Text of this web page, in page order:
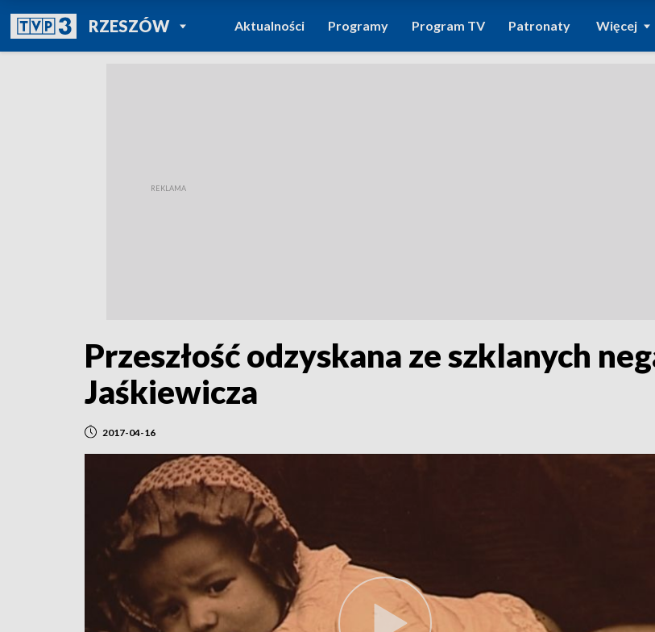
RZESZÓWPOWRÓT DO
TVP REGIONY
Aktualności Programy Program TV Patronaty Więcej
Przeszłość odzyskana ze szklanych
Jaśkiewicza
2017-04-16